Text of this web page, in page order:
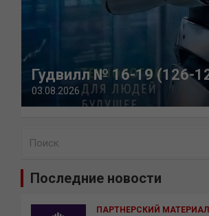
Гудвилл № 16-19 (126-
03.08.2026
Последние новости
ПАРТНЕРСКИЙ МАТЕРИАЛ